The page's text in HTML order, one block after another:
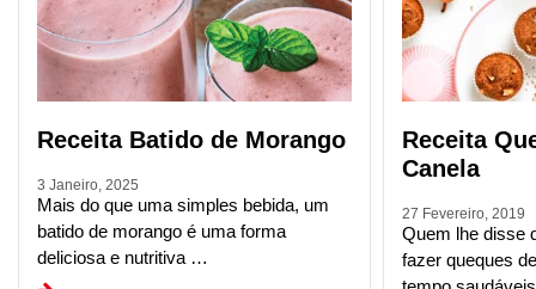
Receita Batido de Morango
3 Janeiro, 2025
Mais do que uma simples bebida, um
batido de morango é uma forma
deliciosa e nutritiva …
Receita
Canela
27 Fevereiro, 2019
Quem lhe disse
fazer queques